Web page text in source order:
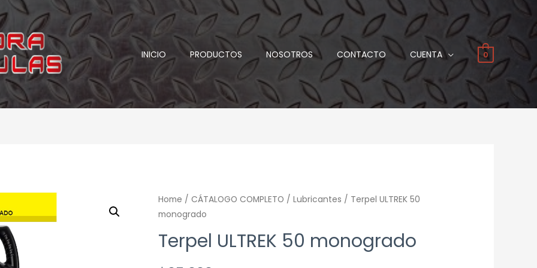
INICIO PRODUCTOS NOSOTROS CONTACTO CUENTA 0
Home / CÁTALOGO COMPLETO / Lubricantes / Terpel ULTREK 50
monogrado
Terpel ULTREK 50 monogrado